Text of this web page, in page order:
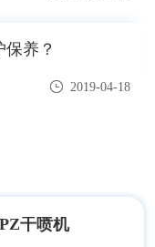
养？
2019-04-18
干喷机